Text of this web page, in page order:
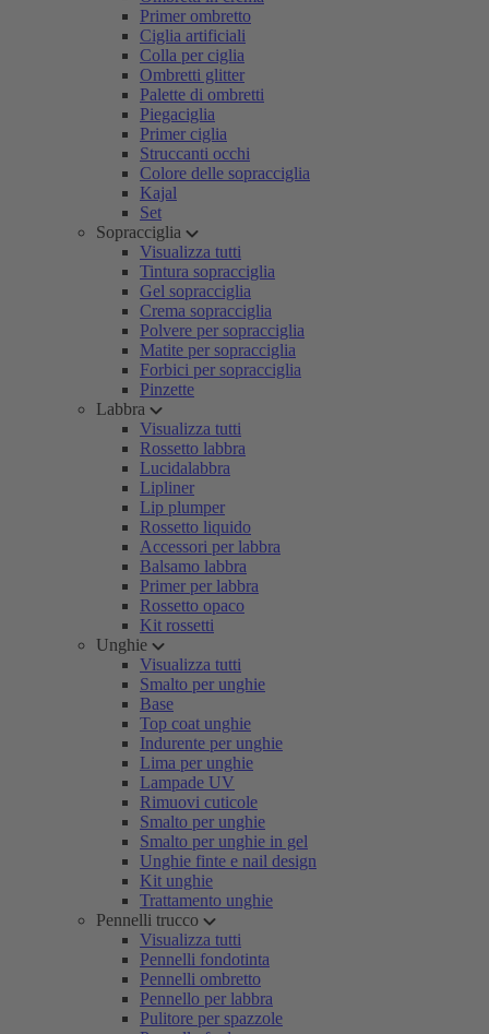
Primer ombretto
Ciglia artificiali
Colla per ciglia
Ombretti glitter
Palette di ombretti
Piegaciglia
Primer ciglia
Struccanti occhi
Colore delle sopracciglia
Kajal
Set
Sopracciglia
Visualizza tutti
Tintura sopracciglia
Gel sopracciglia
Crema sopracciglia
Polvere per sopracciglia
Matite per sopracciglia
Forbici per sopracciglia
Pinzette
Labbra
Visualizza tutti
Rossetto labbra
Lucidalabbra
Lipliner
Lip plumper
Rossetto liquido
Accessori per labbra
Balsamo labbra
Primer per labbra
Rossetto opaco
Kit rossetti
Unghie
Visualizza tutti
Smalto per unghie
Base
Top coat unghie
Indurente per unghie
Lima per unghie
Lampade UV
Rimuovi cuticole
Smalto per unghie
Smalto per unghie in gel
Unghie finte e nail design
Kit unghie
Trattamento unghie
Pennelli trucco
Visualizza tutti
Pennelli fondotinta
Pennelli ombretto
Pennello per labbra
Pulitore per spazzole